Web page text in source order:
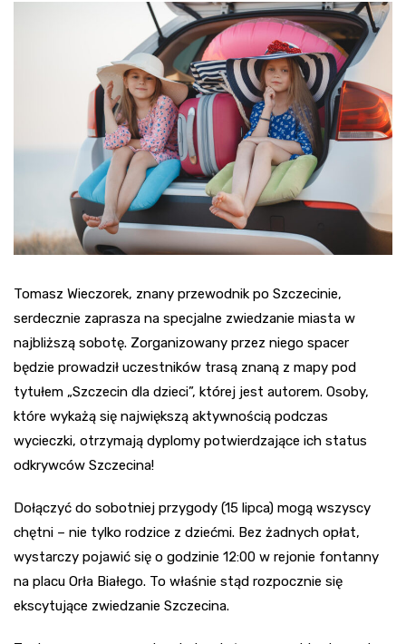
Tomasz Wieczorek, znany przewodnik po Szczecinie,
serdecznie zaprasza na specjalne zwiedzanie miasta w
najbliższą sobotę. Zorganizowany przez niego spacer
będzie prowadził uczestników trasą znaną z mapy pod
tytułem „Szczecin dla dzieci”, której jest autorem. Osoby,
które wykażą się największą aktywnością podczas
wycieczki, otrzymają dyplomy potwierdzające ich status
odkrywców Szczecina!
Dołączyć do sobotniej przygody (15 lipca) mogą wszyscy
chętni – nie tylko rodzice z dziećmi. Bez żadnych opłat,
wystarczy pojawić się o godzinie 12:00 w rejonie fontanny
na placu Orła Białego. To właśnie stąd rozpocznie się
ekscytujące zwiedzanie Szczecina.